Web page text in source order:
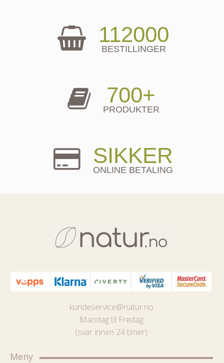
112000
BESTILLINGER
700+
PRODUKTER
SIKKER
ONLINE BETALING
kundeservice@natur.no
Mandag til Fredag
(svar innen 24 timer)
Meny